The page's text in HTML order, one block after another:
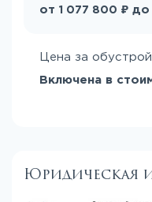
от 1 077 800 ₽ до
Цена за
Включена в
Юридическая